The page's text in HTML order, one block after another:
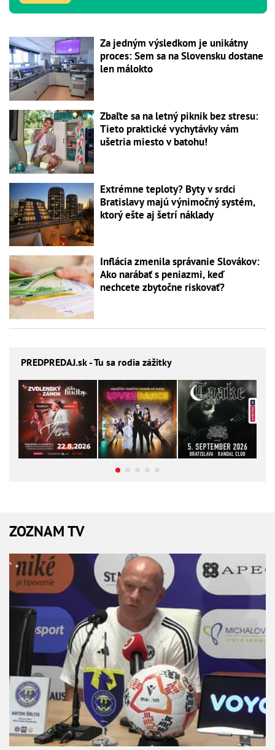
Za jedným výsledkom je unikátny
proces: Sem sa na Slovensku dostane
len málokto
Zbaľte sa na letný piknik bez stresu:
Tieto praktické vychytávky vám
ušetria miesto v batohu!
Extrémne teploty? Byty v srdci
Bratislavy majú výnimočný systém,
ktorý ešte aj šetrí náklady
Inflácia zmenila správanie Slovákov:
Ako narábať s peniazmi, keď
nechcete zbytočne riskovať?
PREDPREDAJ.sk - Tu sa rodia zážitky
ZOZNAM TV